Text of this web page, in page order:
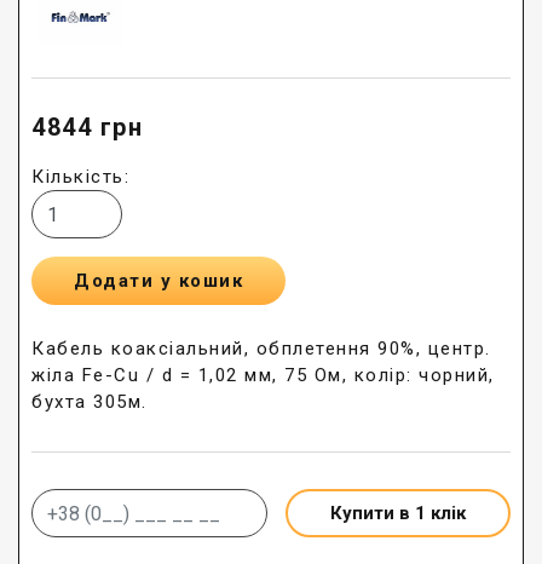
4844 грн
Кількість:
Додати у кошик
Кабель коаксіальний, обплетення 90%, центр.
жіла Fe-Cu / d = 1,02 мм, 75 Ом, колір: чорний,
бухта 305м.
Купити в 1 клік